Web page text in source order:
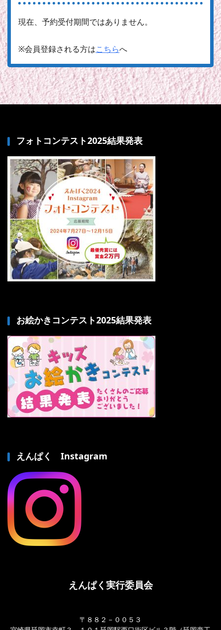
現在、予約受付期間ではありません。
※会員登録される方はこちらへ
フォトコンテスト2025結果発表
お絵かきコンテスト2025結果発表
えんぱく Instagram
えんぱく実行委員会
〒８８２－００５３